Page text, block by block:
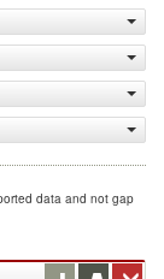
data and not gap